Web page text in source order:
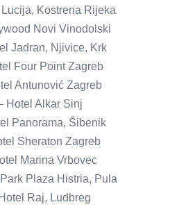
Kostrena Rijeka
Novi Vinodolski
Jadran, Njivice, Krk
Four Point Zagreb
Antunović Zagreb
Hotel Alkar Sinj
Panorama, Šibenik
Sheraton Zagreb
Marina Vrbovec
Plaza Histria, Pula
Raj, Ludbreg